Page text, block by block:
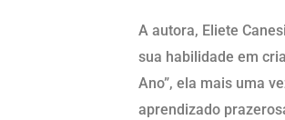
A autora, Eliete
sua habilidade em
Ano”, ela mais uma
aprendizado